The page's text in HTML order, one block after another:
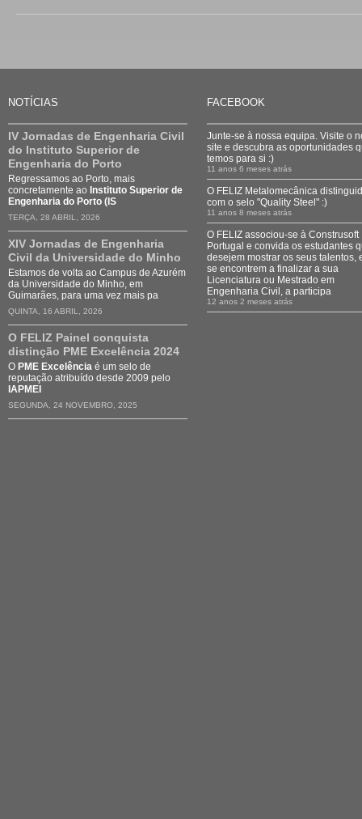
NOTÍCIAS
IV Jornadas de Engenharia Civil
do Instituto Superior de
Engenharia do Porto
Regressamos ao Porto, mais
concretamente ao Instituto Superior de
Engenharia do Porto (IS
TERÇA, 28 ABRIL, 2026
XIV Jornadas de Engenharia
Civil da Universidade do Minho
Estamos de volta ao Campus de Azurém
da Universidade do Minho, em
Guimarães, para uma vez mais pa
QUINTA, 16 ABRIL, 2026
O FELIZ Painel conquista
distinção PME Excelência 2024
O PME Excelência é um selo de
reputação atribuído desde 2009 pelo
IAPMEI
SEGUNDA, 24 NOVEMBRO, 2025
FACEBOOK
Junte-se à nossa equipa. Visite o
site e descubra as oportunidades
temos para si :)
11 anos 6 meses atrás
O FELIZ Metalomecânica
com o selo "Quality Steel" :)
11 anos 8 meses atrás
O FELIZ associou-se à Construsoft
Portugal e convida os estudantes
desejem mostrar os seus talentos,
se encontrem a finalizar a sua
Licenciatura ou Mestrado em
Engenharia Civil, a participa
12 anos 2 meses atrás